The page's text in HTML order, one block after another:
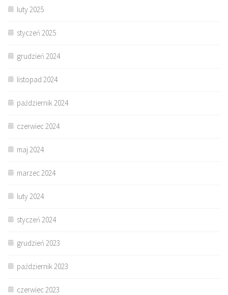
luty 2025
styczeń 2025
grudzień 2024
listopad 2024
październik 2024
czerwiec 2024
maj 2024
marzec 2024
luty 2024
styczeń 2024
grudzień 2023
październik 2023
czerwiec 2023